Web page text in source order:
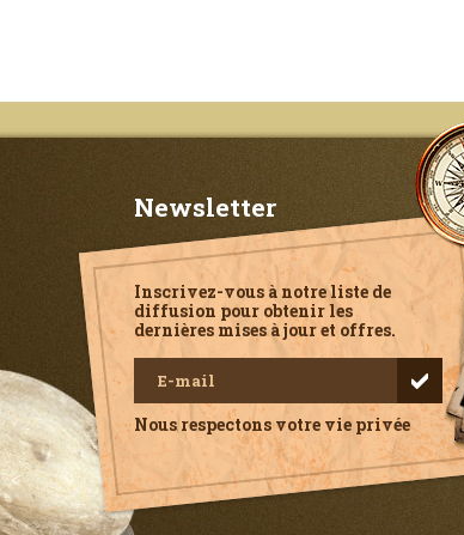
Newsletter
Inscrivez-vous à notre liste de
diffusion pour obtenir les
dernières mises à jour et offres.
Nous respectons votre vie privée